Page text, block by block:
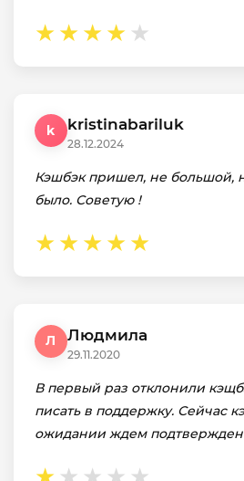
k kristinabariluk
28.12.2024
Кэшбэк пришел, не большой,
было. Советую !
Л Людмила
29.11.2020
В первый раз отклонили
писать в поддержку. Сейчас
ожидании ждем